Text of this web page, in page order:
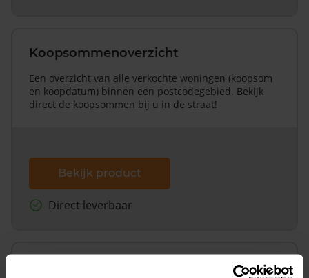
Koopsommenoverzicht
Een overzicht van alle verkochte woningen (koopsom
en koopdatum) binnen een postcodegebied. Bekijk
direct de koopsommen bij u in de straat!
Bekijk product
Direct leverbaar
Koopsommenoverzicht (1 jaar gratis